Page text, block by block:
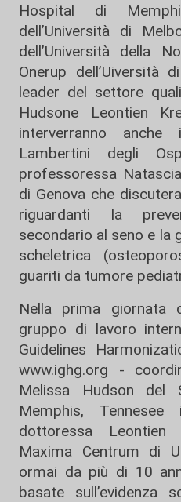
Hospital di
dell’Università di
dell’Università della
Onerup dell’Uiversità
leader del settore
Hudsone Leontien
interverranno
Lambertini degli
professoressa
di Genova che
riguardanti la
secondario al seno e la
scheletrica
guariti da tumore
Nella prima
gruppo di lavoro
Guidelines
www.ighg.org -
Melissa Hudson
Memphis,
dottoressa
Maxima Centrum di
ormai da più di 10
basate sull’evidenza